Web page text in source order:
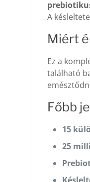
A
Miért
Ez a
található
Főbb
15
25